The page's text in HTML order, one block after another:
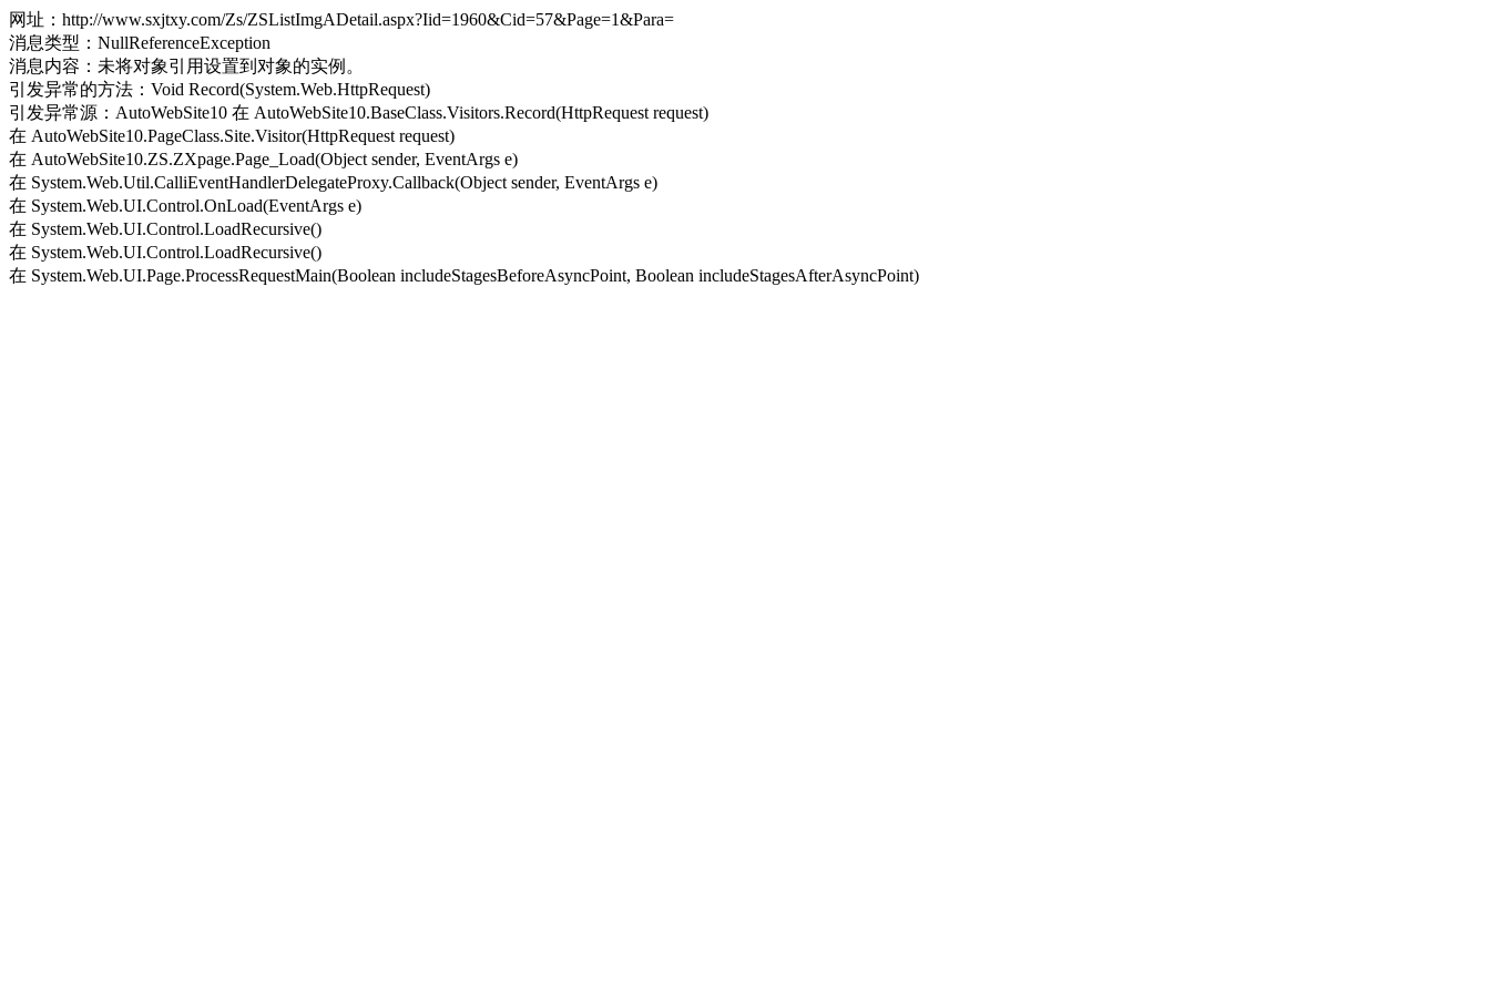
网址：http://www.sxjtxy.com/Zs/ZSListImgADetail.aspx?Iid=1960&Cid=57&Page=1&Para=
消息类型：NullReferenceException
消息内容：未将对象引用设置到对象的实例。
引发异常的方法：Void Record(System.Web.HttpRequest)
引发异常源：AutoWebSite10 在 AutoWebSite10.BaseClass.Visitors.Record(HttpRequest request)
在 AutoWebSite10.PageClass.Site.Visitor(HttpRequest request)
在 AutoWebSite10.ZS.ZXpage.Page_Load(Object sender, EventArgs e)
在 System.Web.Util.CalliEventHandlerDelegateProxy.Callback(Object sender, EventArgs e)
在 System.Web.UI.Control.OnLoad(EventArgs e)
在 System.Web.UI.Control.LoadRecursive()
在 System.Web.UI.Control.LoadRecursive()
在 System.Web.UI.Page.ProcessRequestMain(Boolean includeStagesBeforeAsyncPoint, Boolean includeStagesAfterAsyncPoint)